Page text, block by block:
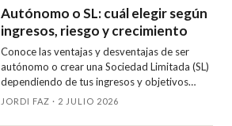
Autónomo o SL: cuál elegir según
ingresos, riesgo y crecimiento
Conoce las ventajas y desventajas de ser
autónomo o crear una Sociedad Limitada (SL)
dependiendo de tus ingresos y objetivos
empresariales.
JORDI FAZ · 2 JULIO 2026